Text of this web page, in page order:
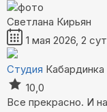
Светлана Кирьян
1 мая 2026, 2
Студия Кабардинка
10,0
Все прекрасно. И